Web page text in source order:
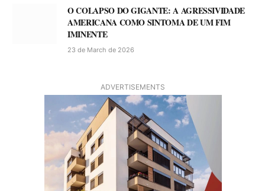
O COLAPSO DO GIGANTE: A AGRESSIVIDADE
AMERICANA COMO SINTOMA DE UM FIM
IMINENTE
23 de March de 2026
ADVERTISEMENTS